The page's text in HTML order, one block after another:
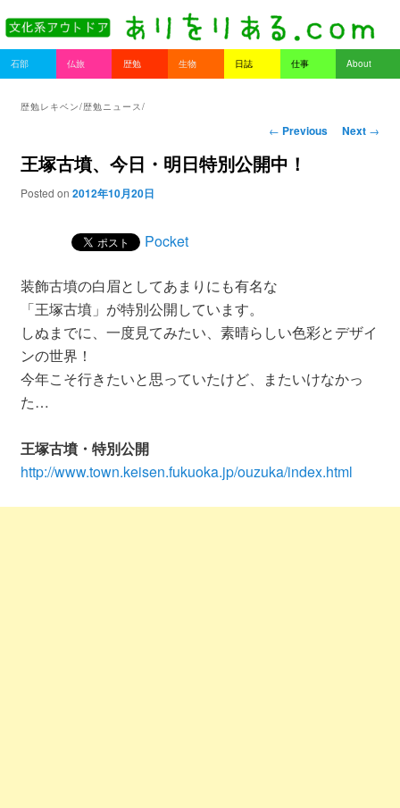
Main menu
Skip to primary content
Skip to secondary content
石部 仏旅 歴勉 生物 日誌 仕事 About
歴勉レキベン/歴勉ニュース/
Post navigation
← Previous Next →
王塚古墳、今日・明日特別公開中！
Posted on 2012年10月20日
Pocket
装飾古墳の白眉としてあまりにも有名な
「王塚古墳」が特別公開しています。
しぬまでに、一度見てみたい、素晴らしい色彩とデザイ
ンの世界！
今年こそ行きたいと思っていたけど、またいけなかっ
た…
王塚古墳・特別公開
http://www.town.keisen.fukuoka.jp/ouzuka/index.html